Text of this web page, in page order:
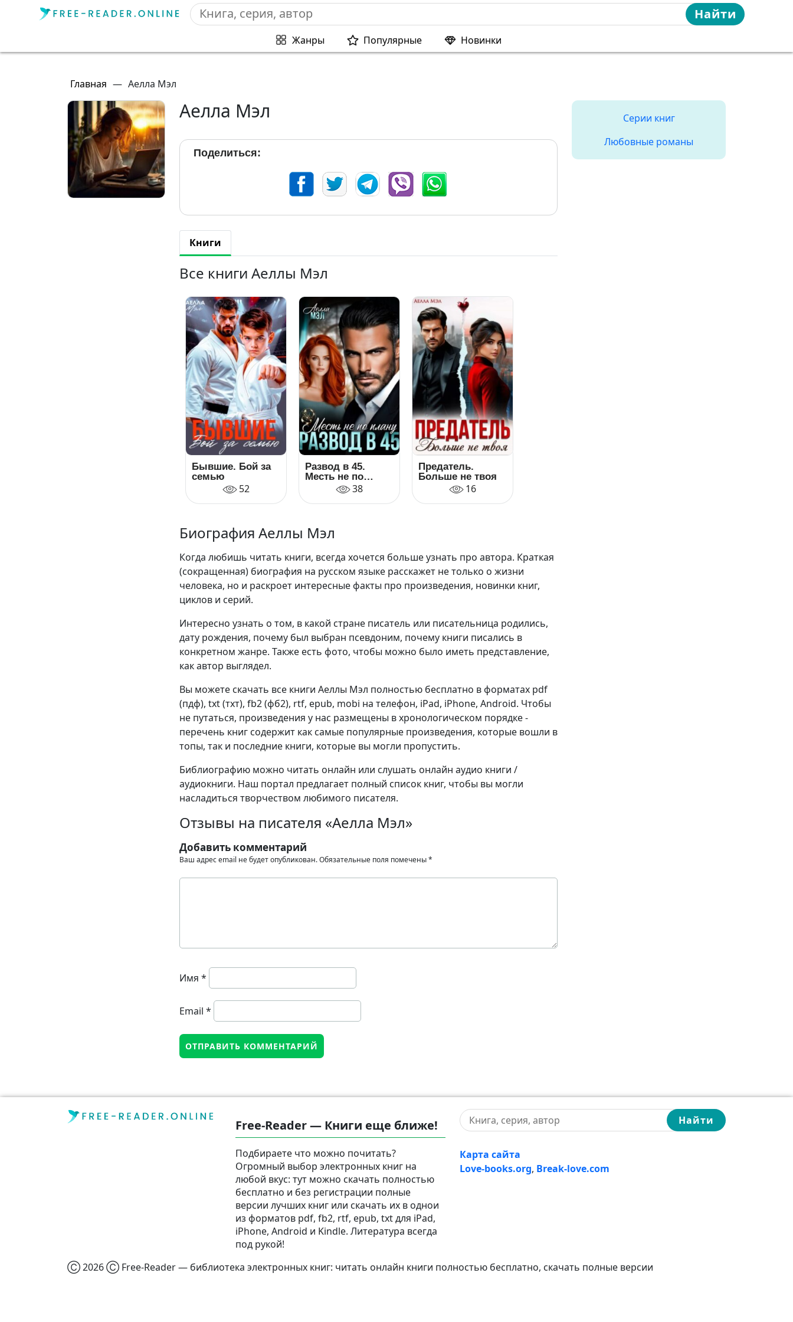
Найти
Жанры Популярные Новинки
Главная — Аелла Мэл
Аелла Мэл
Поделиться:
Книги
Все книги Аеллы Мэл
Бывшие. Бой за
семью
52
Развод в 45.
Месть не по
38
Предатель.
Больше не твоя
16
Биография Аеллы Мэл
Когда любишь читать книги, всегда хочется больше узнать про автора. Краткая
(сокращенная) биография на русском языке расскажет не только о жизни
человека, но и раскроет интересные факты про произведения, новинки книг,
циклов и серий.
Интересно узнать о том, в какой стране писатель или писательница родились,
дату рождения, почему был выбран псевдоним, почему книги писались в
конкретном жанре. Также есть фото, чтобы можно было иметь представление,
как автор выглядел.
Вы можете скачать все книги Аеллы Мэл полностью бесплатно в форматах pdf
(пдф), txt (тхт), fb2 (фб2), rtf, epub, mobi на телефон, iPad, iPhone, Android. Чтобы
не путаться, произведения у нас размещены в хронологическом порядке -
перечень книг содержит как самые популярные произведения, которые вошли в
топы, так и последние книги, которые вы могли пропустить.
Библиографию можно читать онлайн или слушать онлайн аудио книги /
аудиокниги. Наш портал предлагает полный список книг, чтобы вы могли
насладиться творчеством любимого писателя.
Отзывы на писателя «Аелла Мэл»
Добавить комментарий
Ваш адрес email не будет опубликован.Обязательные поля помечены*
Имя *
Email *
Серии книг
Любовные романы
Free-Reader — Книги еще ближе!
Подбираете что можно почитать?
Огромный выбор электронных книг на
любой вкус: тут можно скачать полностью
бесплатно и без регистрации полные
версии лучших книг или скачать их в однои
из форматов pdf, fb2, rtf, epub, txt для iPad,
iPhone, Android и Kindle. Литература всегда
под рукой!
Найти
Карта сайта
Love-books.org, Break-love.com
Ⓒ 2026 Ⓒ Free-Reader — библиотека электронных книг: читать онлайн книги полностью бесплатно, скачать полные версии